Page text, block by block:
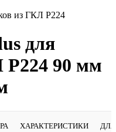
из ГКЛ P224
для
P224 90 мм
ХАРАКТЕРИСТИКИ